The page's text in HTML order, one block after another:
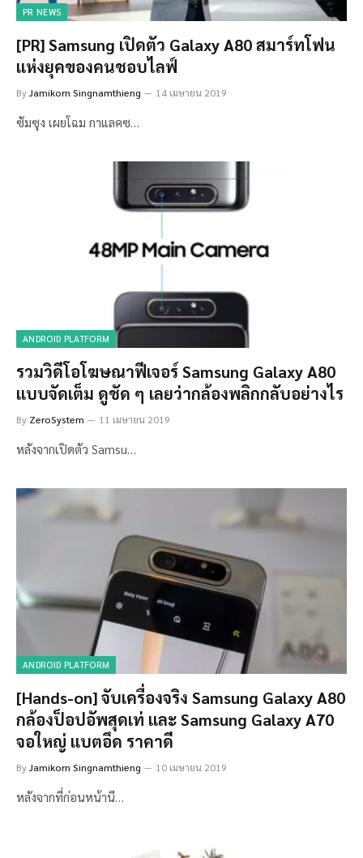
PR NEWS
[PR] Samsung เปิดตัว Galaxy A80 สมาร์ทโฟน
แห่งยุคของคนชอบไลฟ์
ByJamikorn Singnamthieng 14 เมษายน 2019
ซัมซุง เผยโฉม กาแลคซ…
ANDROID PLATFORM
รวมวิดีโอโฆษณาฟีเจอร์ Samsung Galaxy A80
แบบจัดเต็ม ดูชัด ๆ เลยว่ากล้องพลิกกลับอย่างไร
By ZeroSystem 11 เมษายน 2019
หลังจากเปิดตัว Samsu…
ANDROID PLATFORM
[Hands-on] จับเครื่องจริง Samsung Galaxy A80
กล้องป็อปอัพสุดเท่ และ Samsung Galaxy A70
จอใหญ่ แบตอึด ราคาดี
ByJamikorn Singnamthieng 10 เมษายน 2019
หลังจากที่ก่อนหน้านี…